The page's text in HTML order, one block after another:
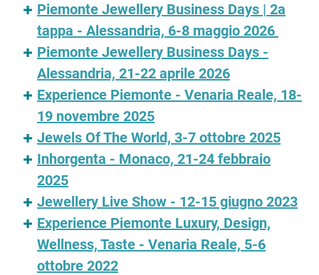
Piemonte Jewellery Business Days | 2a
tappa - Alessandria, 6-8 maggio 2026
Piemonte Jewellery Business Days -
Alessandria, 21-22 aprile 2026
Experience Piemonte - Venaria Reale, 18-
19 novembre 2025
Jewels Of The World, 3-7 ottobre 2025
Inhorgenta - Monaco, 21-24 febbraio
2025
Jewellery Live Show - 12-15 giugno 2023
Experience Piemonte Luxury, Design,
Wellness, Taste - Venaria Reale, 5-6
ottobre 2022